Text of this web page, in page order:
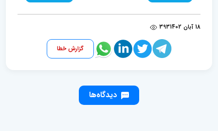
18 آبان 1402 393
گزارش خطا
دیدگاه‌ها